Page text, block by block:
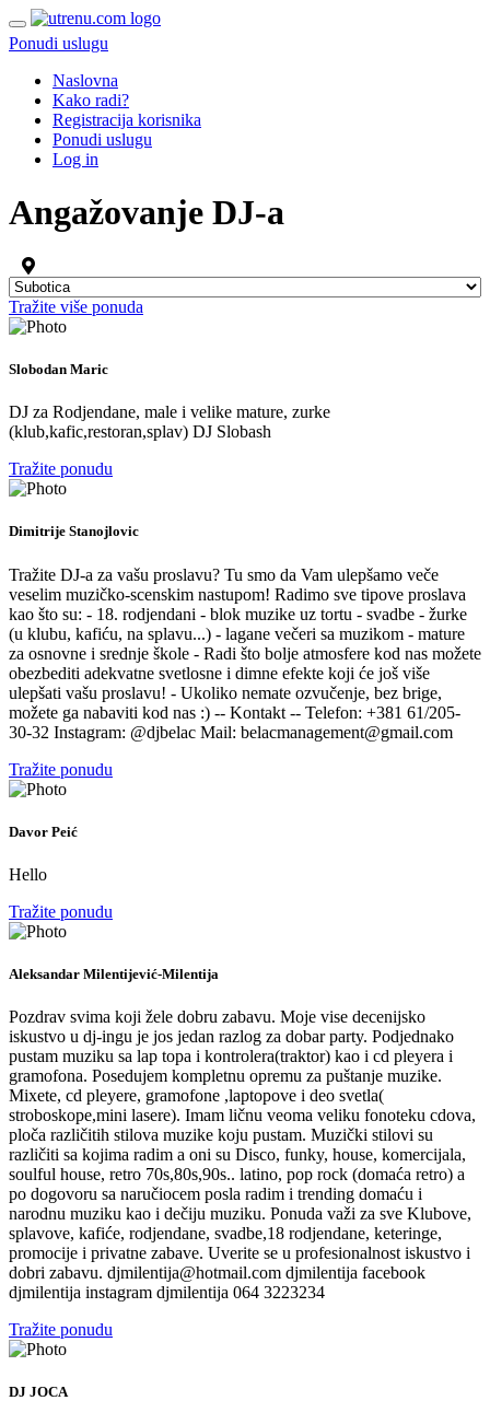
Ponudi uslugu
Naslovna
Kako radi?
Registracija korisnika
Ponudi uslugu
Log in
Angažovanje DJ-a
Tražite više ponuda
Slobodan Maric
DJ za Rodjendane, male i velike mature, zurke
(klub,kafic,restoran,splav) DJ Slobash
Tražite ponudu
Dimitrije Stanojlovic
Tražite DJ-a za vašu proslavu? Tu smo da Vam ulepšamo veče
veselim muzičko-scenskim nastupom! Radimo sve tipove proslava
kao što su: - 18. rodjendani - blok muzike uz tortu - svadbe - žurke
(u klubu, kafiću, na splavu...) - lagane večeri sa muzikom - mature
za osnovne i srednje škole - Radi što bolje atmosfere kod nas možete
obezbediti adekvatne svetlosne i dimne efekte koji će još više
ulepšati vašu proslavu! - Ukoliko nemate ozvučenje, bez brige,
možete ga nabaviti kod nas :) -- Kontakt -- Telefon: +381 61/205-
30-32 Instagram: @djbelac Mail: belacmanagement@gmail.com
Tražite ponudu
Davor Peić
Hello
Tražite ponudu
Aleksandar Milentijević-Milentija
Pozdrav svima koji žele dobru zabavu. Moje vise decenijsko
iskustvo u dj-ingu je jos jedan razlog za dobar party. Podjednako
pustam muziku sa lap topa i kontrolera(traktor) kao i cd pleyera i
gramofona. Posedujem kompletnu opremu za puštanje muzike.
Mixete, cd pleyere, gramofone ,laptopove i deo svetla(
stroboskope,mini lasere). Imam ličnu veoma veliku fonoteku cdova,
ploča različitih stilova muzike koju pustam. Muzički stilovi su
različiti sa kojima radim a oni su Disco, funky, house, komercijala,
soulful house, retro 70s,80s,90s.. latino, pop rock (domaća retro) a
po dogovoru sa naručiocem posla radim i trending domaću i
narodnu muziku kao i dečiju muziku. Ponuda važi za sve Klubove,
splavove, kafiće, rodjendane, svadbe,18 rodjendane, keteringe,
promocije i privatne zabave. Uverite se u profesionalnost iskustvo i
dobri zabavu. djmilentija@hotmail.com djmilentija facebook
djmilentija instagram djmilentija 064 3223234
Tražite ponudu
DJ JOCA